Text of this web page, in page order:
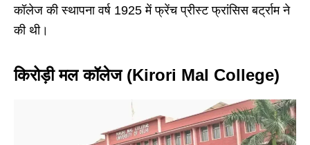
कॉलेज की स्थापना वर्ष 1925 में फ्रेंच प्रीस्ट फ्रांसिस बर्ट्राम ने
की थी।
किरोड़ी मल कॉलेज (Kirori Mal College)